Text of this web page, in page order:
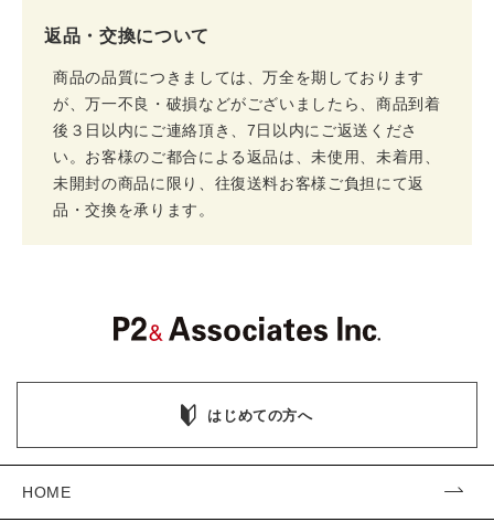
返品・交換について
商品の品質につきましては、万全を期しております
が、万一不良・破損などがございましたら、商品到着
後３日以内にご連絡頂き、7日以内にご返送くださ
い。お客様のご都合による返品は、未使用、未着用、
未開封の商品に限り、往復送料お客様ご負担にて返
品・交換を承ります。
はじめての方へ
HOME